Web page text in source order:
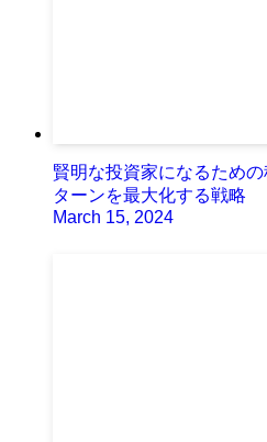
賢明な投資家になるため
ターンを最大化する戦略
March 15, 2024